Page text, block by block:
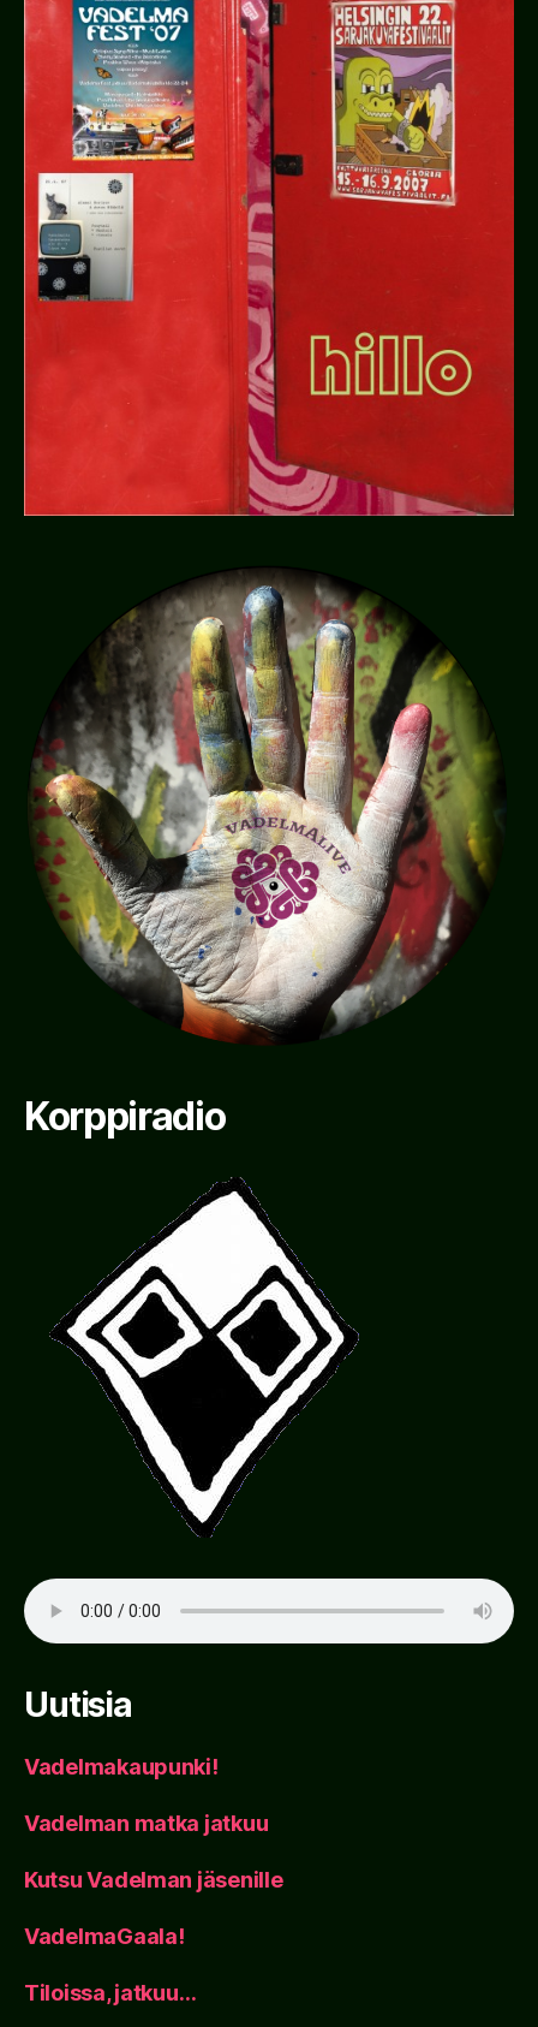
Korppiradio
Uutisia
Vadelmakaupunki!
Vadelman matka jatkuu
Kutsu Vadelman jäsenille
VadelmaGaala!
Tiloissa, jatkuu…